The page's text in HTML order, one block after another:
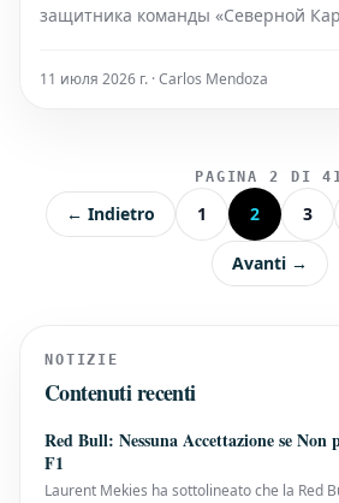
защитника команды «Северной
состава «Диких Котов». Диксон,
11 июля 2026 г. · Carlos Mendoza
PAGINA 2 DI
← Indietro 1 2 3
Avanti →
NOTIZIE
Contenuti recenti
Red Bull: Nessuna Accettazione se Non
F1
Laurent Mekies ha sottolineato che la Red